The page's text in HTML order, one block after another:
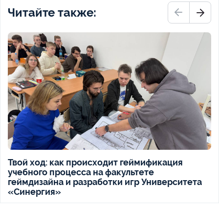
Читайте также:
Твой ход: как происходит геймификация
учебного процесса на факультете
геймдизайна и разработки игр Университета
«Синергия»